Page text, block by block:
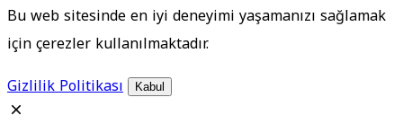
Bu web sitesinde en iyi deneyimi yaşamanızı sağlamak
için çerezler kullanılmaktadır.
Gizlilik Politikası
Kabul